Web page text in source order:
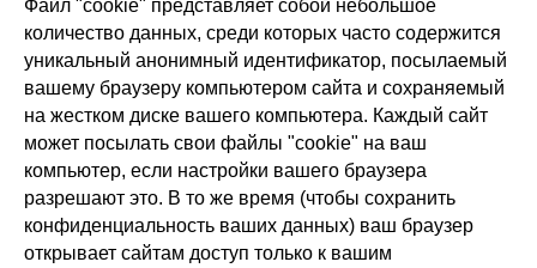
Файл "cookie" представляет собой небольшое
количество данных, среди которых часто содержится
уникальный анонимный идентификатор, посылаемый
вашему браузеру компьютером сайта и сохраняемый
на жестком диске вашего компьютера. Каждый сайт
может посылать свои файлы "cookie" на ваш
компьютер, если настройки вашего браузера
разрешают это. В то же время (чтобы сохранить
конфиденциальность ваших данных) ваш браузер
открывает сайтам доступ только к вашим